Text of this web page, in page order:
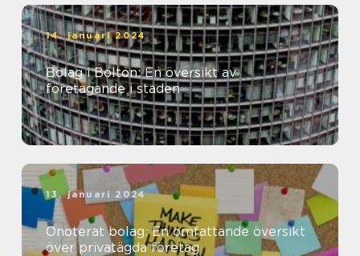
14. januari 2024
Bolag i Bolton: En översikt av
företagande i staden
13. januari 2024
Onoterat bolag: En omfattande översikt
över privatägda företag